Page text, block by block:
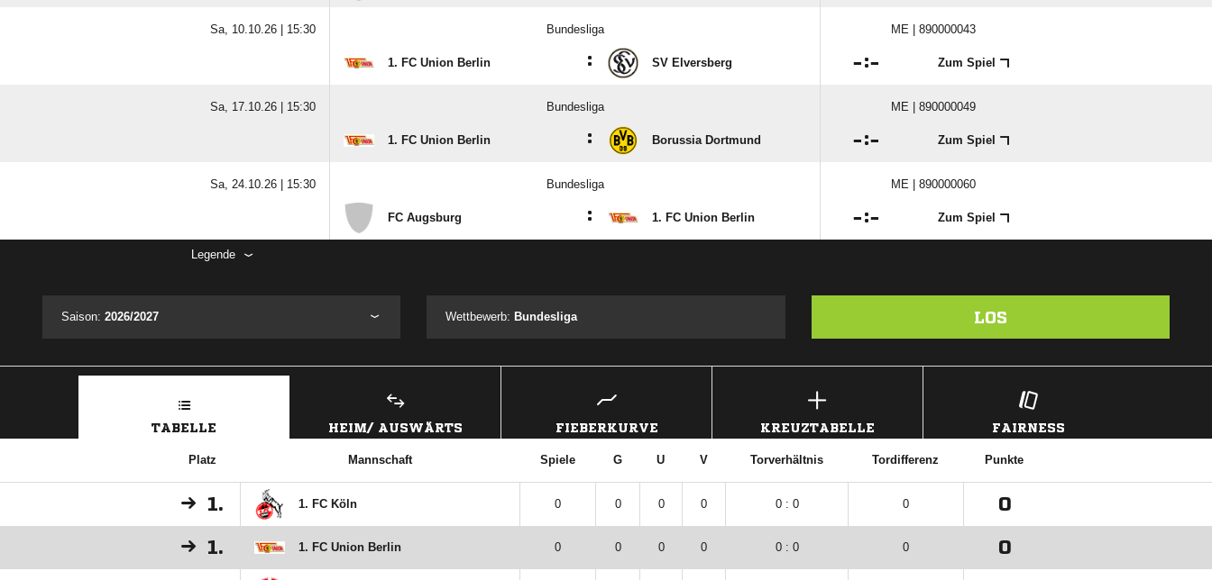
Sa, 10.10.26 | 15:30 Bundesliga ME | 890000043
1. FC Union Berlin : SV Elversberg : Zum Spiel
Sa, 17.10.26 | 15:30 Bundesliga ME | 890000049
1. FC Union Berlin : Borussia Dortmund : Zum Spiel
Sa, 24.10.26 | 15:30 Bundesliga ME | 890000060
FC Augsburg : 1. FC Union Berlin : Zum Spiel
Legende
Saison: 2026/2027 Wettbewerb: Bundesliga LOS
TABELLE HEIM/ AUSWÄRTS FIEBERKURVE KREUZTABELLE FAIRNESS
Platz Mannschaft Spiele G U V Torverhältnis Tordifferenz Punkte
1. 1. FC Köln 0 0 0 0 0 : 0 0 0
1. 1. FC Union Berlin 0 0 0 0 0 : 0 0 0